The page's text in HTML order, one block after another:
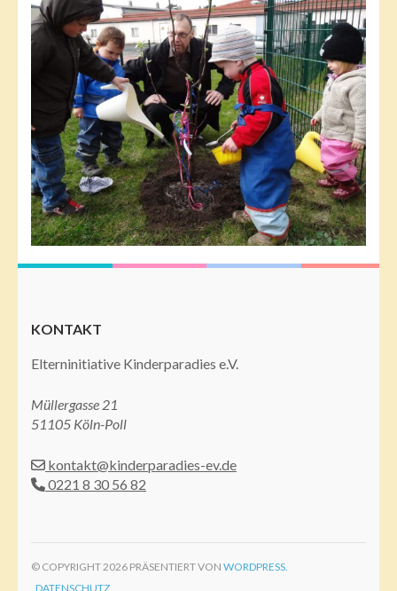
KONTAKT
Elterninitiative Kinderparadies e.V.
Müllergasse 21
51105 Köln-Poll
kontakt@kinderparadies-ev.de
0221 8 30 56 82
© COPYRIGHT 2026 PRÄSENTIERT VON WORDPRESS.
DATENSCHUTZ